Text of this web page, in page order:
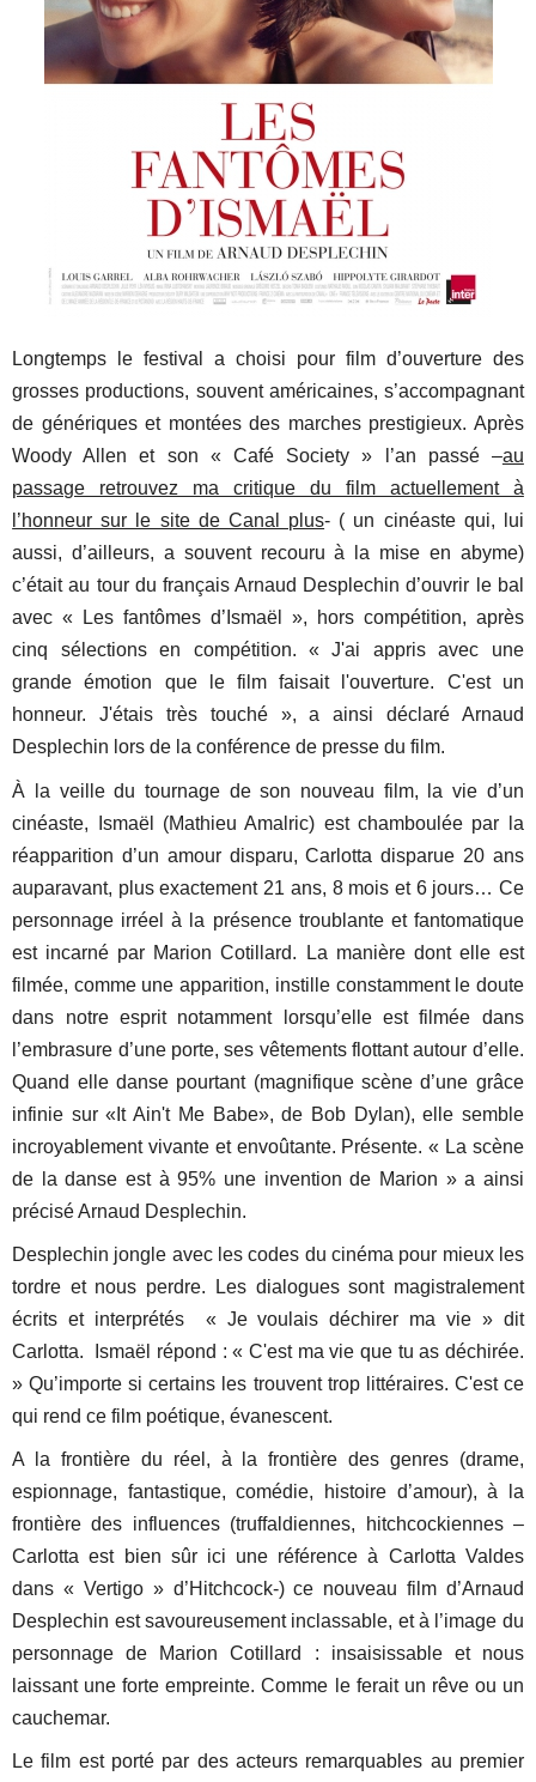
Longtemps le festival a choisi pour film d’ouverture des
grosses productions, souvent américaines, s’accompagnant
de génériques et montées des marches prestigieux. Après
Woody Allen et son « Café Society » l’an passé –au
passage retrouvez ma critique du film actuellement à
l’honneur sur le site de Canal plus- ( un cinéaste qui, lui
aussi, d’ailleurs, a souvent recouru à la mise en abyme)
c’était au tour du français Arnaud Desplechin d’ouvrir le bal
avec « Les fantômes d’Ismaël », hors compétition, après
cinq sélections en compétition. « J'ai appris avec une
grande émotion que le film faisait l'ouverture. C'est un
honneur. J'étais très touché », a ainsi déclaré Arnaud
Desplechin lors de la conférence de presse du film.
À la veille du tournage de son nouveau film, la vie d’un
cinéaste, Ismaël (Mathieu Amalric) est chamboulée par la
réapparition d’un amour disparu, Carlotta disparue 20 ans
auparavant, plus exactement 21 ans, 8 mois et 6 jours… Ce
personnage irréel à la présence troublante et fantomatique
est incarné par Marion Cotillard. La manière dont elle est
filmée, comme une apparition, instille constamment le doute
dans notre esprit notamment lorsqu’elle est filmée dans
l’embrasure d’une porte, ses vêtements flottant autour d’elle.
Quand elle danse pourtant (magnifique scène d’une grâce
infinie sur «It Ain't Me Babe», de Bob Dylan), elle semble
incroyablement vivante et envoûtante. Présente. « La scène
de la danse est à 95% une invention de Marion » a ainsi
précisé Arnaud Desplechin.
Desplechin jongle avec les codes du cinéma pour mieux les
tordre et nous perdre. Les dialogues sont magistralement
écrits et interprétés « Je voulais déchirer ma vie » dit
Carlotta. Ismaël répond : « C'est ma vie que tu as déchirée.
» Qu’importe si certains les trouvent trop littéraires. C'est ce
qui rend ce film poétique, évanescent.
A la frontière du réel, à la frontière des genres (drame,
espionnage, fantastique, comédie, histoire d’amour), à la
frontière des influences (truffaldiennes, hitchcockiennes –
Carlotta est bien sûr ici une référence à Carlotta Valdes
dans « Vertigo » d’Hitchcock-) ce nouveau film d’Arnaud
Desplechin est savoureusement inclassable, et à l’image du
personnage de Marion Cotillard : insaisissable et nous
laissant une forte empreinte. Comme le ferait un rêve ou un
cauchemar.
Le film est porté par des acteurs remarquables au premier